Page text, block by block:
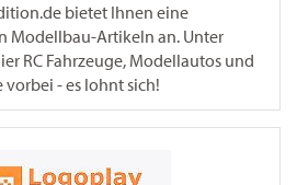
bietet Ihnen eine
Modellbau-Artikeln an. Unter
RC Fahrzeuge, Modellautos und
vorbei - es lohnt sich!